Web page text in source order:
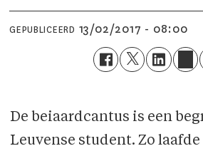
GEPUBLICEERD 13/02/2017 - 08:00
De beiaardcantus is een
Leuvense student. Zo